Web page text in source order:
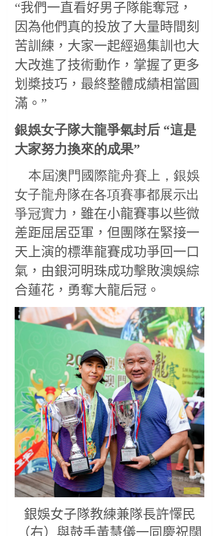
“我們一直看好男子隊能奪冠，
因為他們真的投放了大量時間刻
苦訓練，大家一起經過集訓也大
大改進了技術動作，掌握了更多
划槳技巧，最終整體成績相當圓
滿。”
銀娛女子隊大龍爭氣封后 “這是
大家努力換來的成果”
本屆澳門國際龍舟賽上，銀娛
女子龍舟隊在各項賽事都展示出
爭冠實力 ，雖在小龍賽事以些微
差距屈居亞軍，但團隊在緊接一
天上演的標準龍賽成功爭回一口
氣，由銀河明珠成功擊敗澳娛綜
合蓮花，勇奪大龍后冠。
銀娛女子隊教練兼隊長許懌民
（右）與鼓手黃慧儀一同慶祝闊